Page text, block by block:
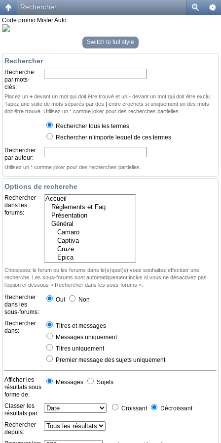
Rechercher
Code promo Mister Auto
Switch to full style
Rechercher
Recherche
par mots-
clés:
Placez un + devant un mot qui doit être trouvé et un - devant un mot qui doit être exclu.
Tapez une suite de mots séparés par des | entre crochets si uniquement un des mots
doit être trouvé. Utilisez un * comme joker pour des recherches partielles.
Rechercher tous les termes
Rechercher n’importe lequel de ces termes
Rechercher
par auteur:
Utilisez un * comme joker pour des recherches partielles.
Options de recherche
Rechercher
dans les
forums:
Choisissez le forum ou les forums dans le(s)quel(s) vous souhaitez effectuer une
recherche. Les sous-forums sont automatiquement inclus si vous ne désactivez pas
l’option ci-dessous « Rechercher dans les sous-forums ».
Rechercher
dans les
sous-forums:
Oui Non
Rechercher
dans:
Titres et messages
Messages uniquement
Titres uniquement
Premier message des sujets uniquement
Afficher les
résultats sous
forme de:
Messages Sujets
Classer les
résultats par:
Croissant Décroissant
Rechercher
depuis: